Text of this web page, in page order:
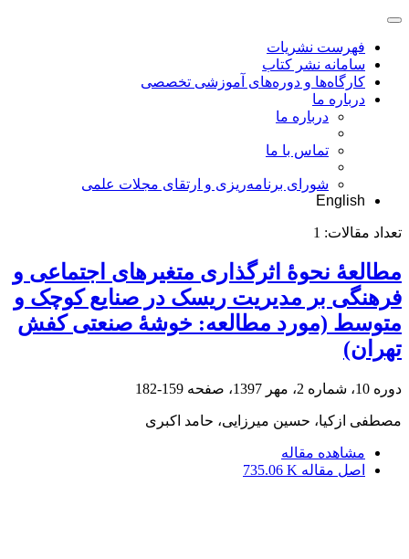
فهرست نشریات
سامانه نشر کتاب
کارگاه‌ها و دوره‌های آموزشی تخصصی
درباره ما
درباره ما
تماس با ما
شورای برنامه‌ریزی و ارتقای مجلات علمی
English
تعداد مقالات: 1
مطالعۀ نحوۀ اثرگذاری متغیرهای اجتماعی و
فرهنگی بر مدیریت ریسک در صنایع کوچک و
متوسط (مورد مطالعه: خوشۀ صنعتی کفش
تهران)
دوره 10، شماره 2، مهر 1397، صفحه 159-182
مصطفی ازکیا، حسین میرزایی، حامد اکبری
مشاهده مقاله
اصل مقاله 735.06 K